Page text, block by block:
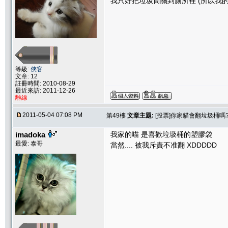
等級: 俠客
文章: 12
註冊時間: 2010-08-29
最近來訪: 2011-12-26
離線
2011-05-04 07:08 PM 第49樓 文章主題: [投票]你家貓會翻垃圾桶嗎
imadoka
最愛: 泰哥
我家的喵 是喜歡垃圾桶的塑膠袋
當然.... 被我斥責不准翻 XDDDDD